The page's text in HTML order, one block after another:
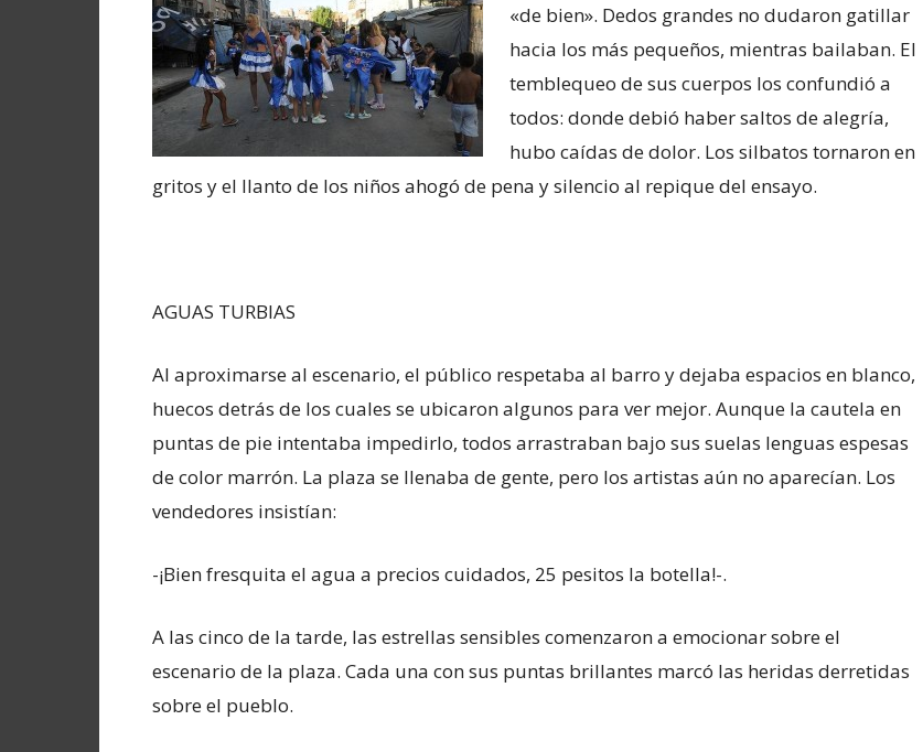
«de bien». Dedos grandes no dudaron gatillar
hacia los más pequeños, mientras bailaban. El
temblequeo de sus cuerpos los confundió a
todos: donde debió haber saltos de alegría,
hubo caídas de dolor. Los silbatos tornaron en
gritos y el llanto de los niños ahogó de pena y silencio al repique del ensayo.
AGUAS TURBIAS
Al aproximarse al escenario, el público respetaba al barro y dejaba espacios en blanco,
huecos detrás de los cuales se ubicaron algunos para ver mejor. Aunque la cautela en
puntas de pie intentaba impedirlo, todos arrastraban bajo sus suelas lenguas espesas
de color marrón. La plaza se llenaba de gente, pero los artistas aún no aparecían. Los
vendedores insistían:
-¡Bien fresquita el agua a precios cuidados, 25 pesitos la botella!-.
A las cinco de la tarde, las estrellas sensibles comenzaron a emocionar sobre el
escenario de la plaza. Cada una con sus puntas brillantes marcó las heridas derretidas
sobre el pueblo.